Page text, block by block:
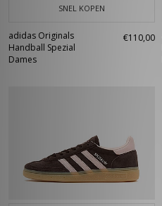
SNEL KOPEN
adidas Originals
Handball Spezial
Dames
€110,00